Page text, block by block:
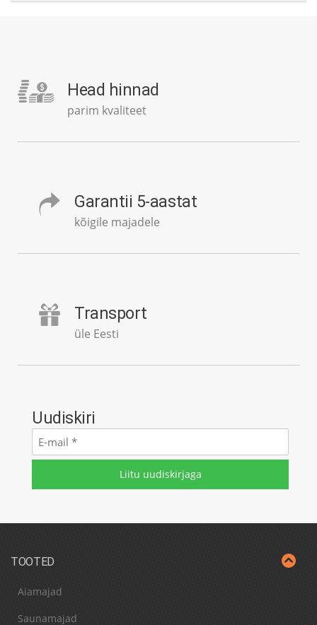
Head hinnad
parim kvaliteet
Garantii 5-aastat
kõigile majadele
Transport
üle Eesti
Uudiskiri
E-
mail
TOOTED
Aiamajad
Saunamajad